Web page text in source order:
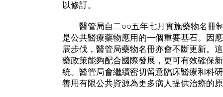
以修訂。
醫管局自二○○五年七月實施藥物名冊
是公共醫療藥物應用的一個重要基石。因
展步伐，醫管局藥物名冊亦會不斷更新。
藥政策能夠配合國際發展，更可有效確保
統。醫管局會繼續密切留意臨床醫療和科
善用有限公共資源為更多病人提供治療的